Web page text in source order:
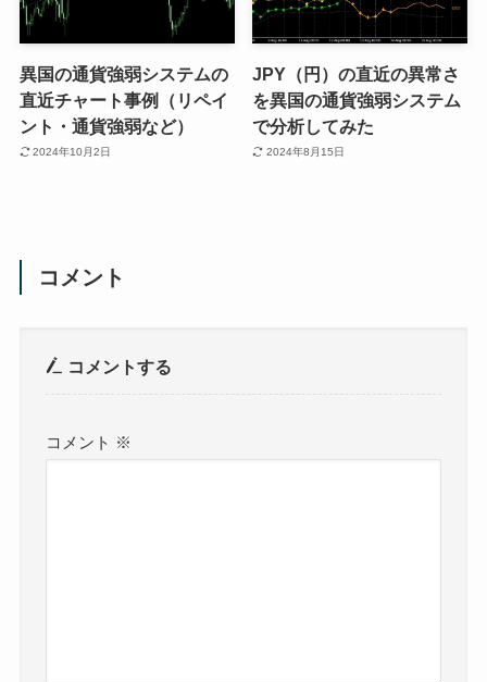
異国の通貨強弱システムの
直近チャート事例（リペイ
ント・通貨強弱など）
2024年10月2日
JPY（円）の直近の異常さ
を異国の通貨強弱システム
で分析してみた
2024年8月15日
コメント
コメントする
コメント ※